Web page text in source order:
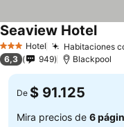
3 Estrellas
Hotel Habitaciones
Seaview Hotel
6,3 949 Blackpool
De $ 91.125
Mira precios de 6